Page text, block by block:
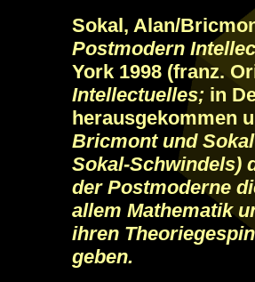
Sokal, Alan/
Postmodern
York 1998 (franz.
Intellectuelles; in
herausgekommen
Bricmont und
Sokal-Schwindels)
der Postmoderne
allem Mathematik
ihren
geben.